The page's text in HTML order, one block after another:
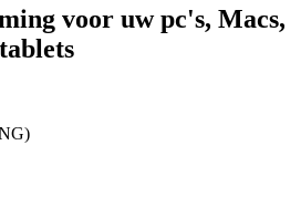
voor uw pc's, Macs,